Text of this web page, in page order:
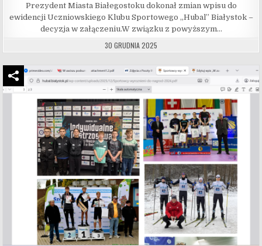
Prezydent Miasta Białegostoku dokonał zmian wpisu do
ewidencji Uczniowskiego Klubu Sportowego „Hubal” Białystok –
decyzja w załączeniu.W związku z powyższym…
30 GRUDNIA 2025